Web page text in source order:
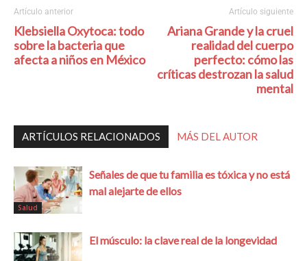
Artículo anterior
Klebsiella Oxytoca: todo
sobre la bacteria que
afecta a niños en México
Artículo siguiente
Ariana Grande y la cruel
realidad del cuerpo
perfecto: cómo las
críticas destrozan la salud
mental
ARTÍCULOS RELACIONADOS MÁS DEL AUTOR
Salud
Señales de que tu familia es tóxica y no está
mal alejarte de ellos
El músculo: la clave real de la longevidad